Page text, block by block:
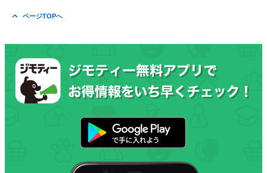
ページTOPへ